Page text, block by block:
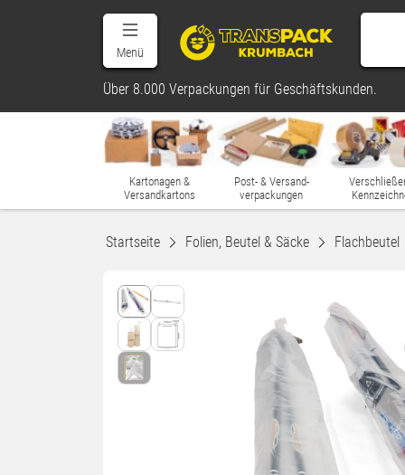
Menü
Über 8.000 Verpackungen für Geschäftskunden.
Kartonagen &
Versandkartons
Post- & Versand-
verpackungen
Startseite Folien, Beutel & Säcke Flachbeutel